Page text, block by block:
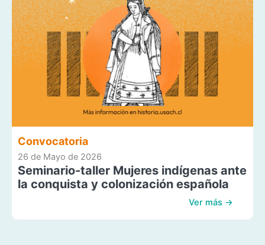
Convocatoria
26 de Mayo de 2026
Seminario-taller Mujeres indígenas ante
la conquista y colonización española
Ver más →